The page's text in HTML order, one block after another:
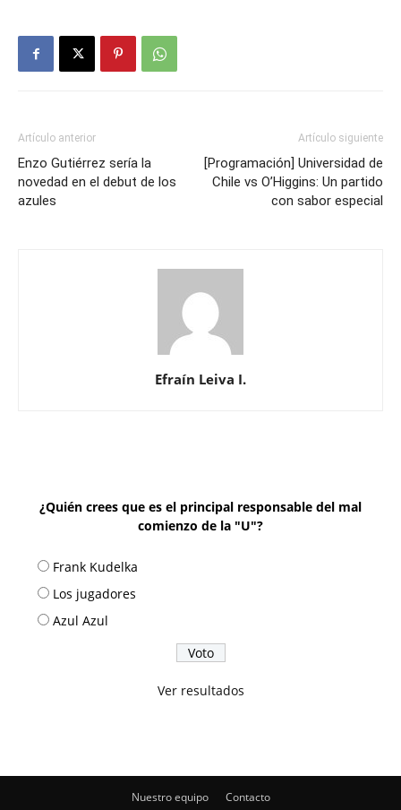
Artículo anterior
Enzo Gutiérrez sería la
novedad en el debut de los
azules
Artículo siguiente
[Programación] Universidad de
Chile vs O’Higgins: Un partido
con sabor especial
Efraín Leiva I.
¿Quién crees que es el principal responsable del mal
comienzo de la "U"?
Frank Kudelka
Los jugadores
Azul Azul
Ver resultados
Nuestro equipo Contacto